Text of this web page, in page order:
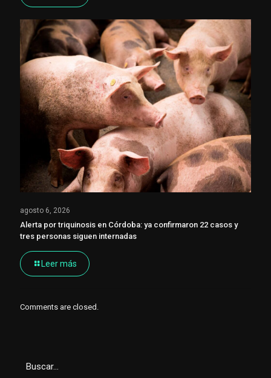
agosto 6, 2026
Alerta por triquinosis en Córdoba: ya confirmaron 22 casos y
tres personas siguen internadas
Leer más
Comments are closed.